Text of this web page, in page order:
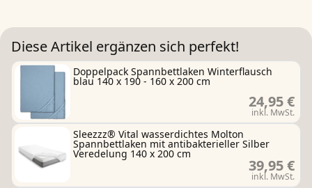
Diese Artikel ergänzen sich perfekt!
Doppelpack Spannbettlaken Winterflausch
blau 140 x 190 - 160 x 200 cm
24,95 €
inkl. MwSt.
Sleezzz® Vital wasserdichtes Molton
Spannbettlaken mit antibakterieller Silber
Veredelung 140 x 200 cm
39,95 €
inkl. MwSt.